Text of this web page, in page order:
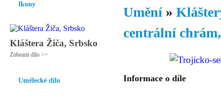
Ikony
Kláštera Žiča, Srbsko
Zobrazit dílo >>
Umělecké dílo
Umění »
centrální
Informace o díle